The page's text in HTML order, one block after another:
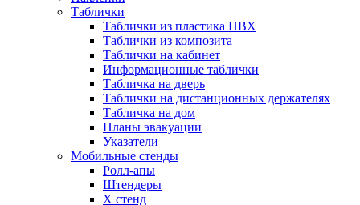
Таблички
Таблички из пластика ПВХ
Таблички из композита
Таблички на кабинет
Информационные таблички
Табличка на дверь
Таблички на дистанционных держателях
Табличка на дом
Планы эвакуации
Указатели
Мобильные стенды
Ролл-апы
Штендеры
Х стенд